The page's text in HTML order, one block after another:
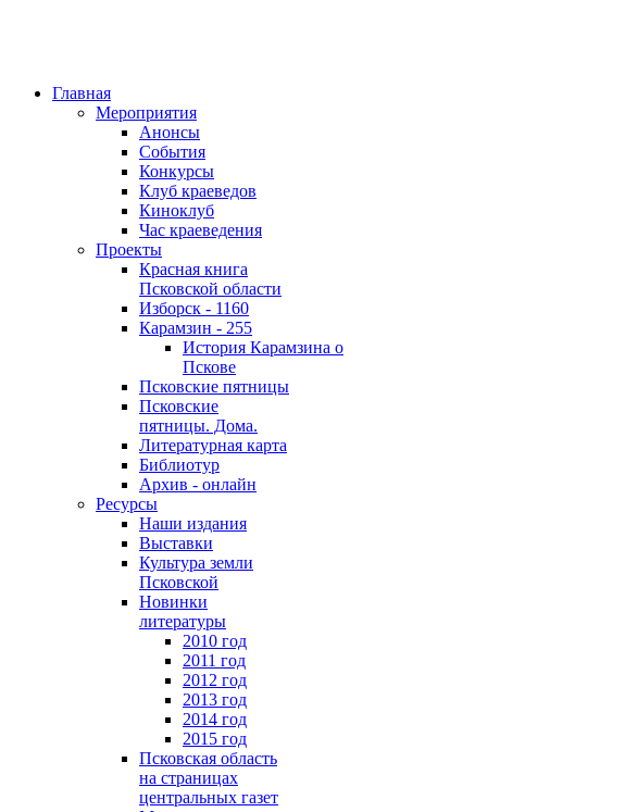
Главная
Мероприятия
Анонсы
События
Конкурсы
Клуб краеведов
Киноклуб
Час краеведения
Проекты
Красная книга
Псковской области
Изборск - 1160
Карамзин - 255
История Карамзина о
Пскове
Псковские пятницы
Псковские
пятницы. Дома.
Литературная карта
Библиотур
Архив - онлайн
Ресурсы
Наши издания
Выставки
Культура земли
Псковской
Новинки
литературы
2010 год
2011 год
2012 год
2013 год
2014 год
2015 год
Псковская область
на страницах
центральных газет